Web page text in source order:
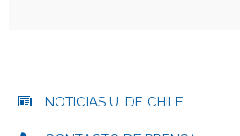
NOTICIAS U. DE CHILE